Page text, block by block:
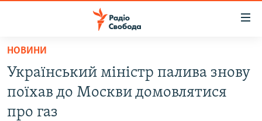
Перейти
основного
матеріалу
ВСЕ ЗА ДОБУ
НОВИНИ
Український міністр палива знову
поїхав до Москви домовлятися
про газ